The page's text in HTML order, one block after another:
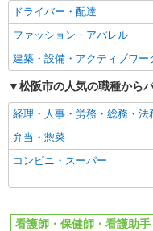
ドライバー・配達
ファッション・アパレル
建築・設備・アクティブワー
松阪市の人気の職種から
経理・人事・労務・総務・法
弁当・惣菜
コンビニ・スーパー
看護師・保健師・看護助